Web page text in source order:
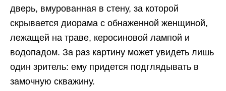
дверь, вмурованная в стену, за которой
скрывается диорама с обнаженной женщиной,
лежащей на траве, керосиновой лампой и
водопадом. За раз картину может увидеть лишь
один зритель: ему придется подглядывать в
замочную скважину.